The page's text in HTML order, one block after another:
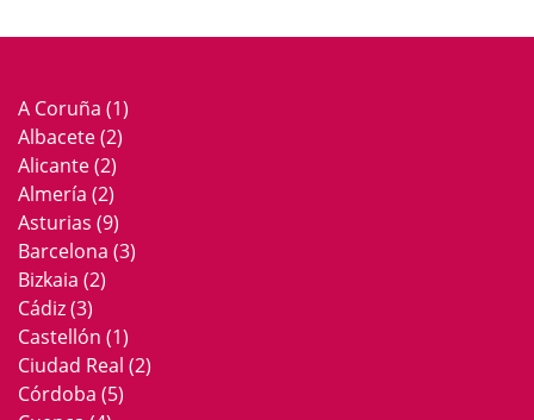
A Coruña (1)
Albacete(2)
Alicante(2)
Almería (2)
Asturias (9)
Barcelona (3)
Bizkaia (2)
Cádiz(3)
Castellón (1)
Ciudad Real (2)
Córdoba (5)